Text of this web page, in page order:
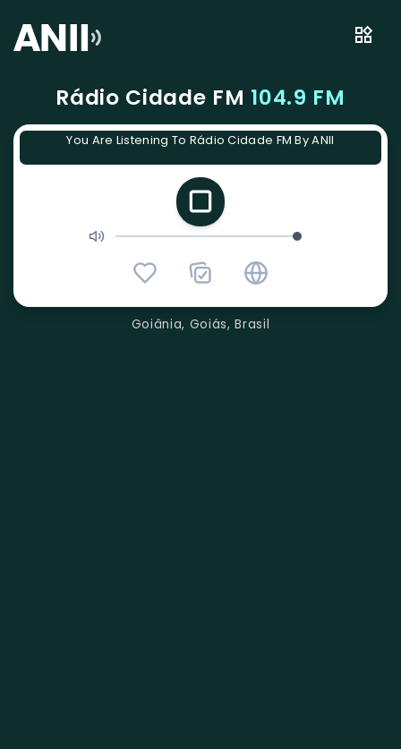
Rádio Cidade FM 104.9 FM
You Are Listening To Rádio Cidade FM By ANII
Goiânia, Goiás, Brasil